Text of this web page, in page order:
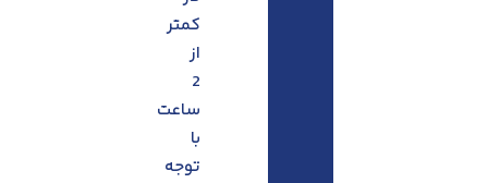
کمتر
از
2
ساعت
با
توجه